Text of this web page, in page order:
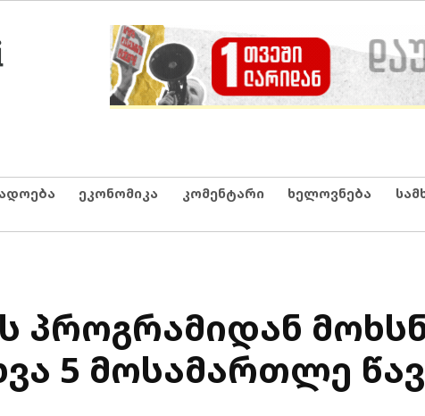
Netgazeti
ეკონომიკა კომენტარი ხელოვნება
პროგრამიდან
5 მოსამართლე